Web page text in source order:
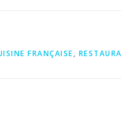
FRANÇAISE,